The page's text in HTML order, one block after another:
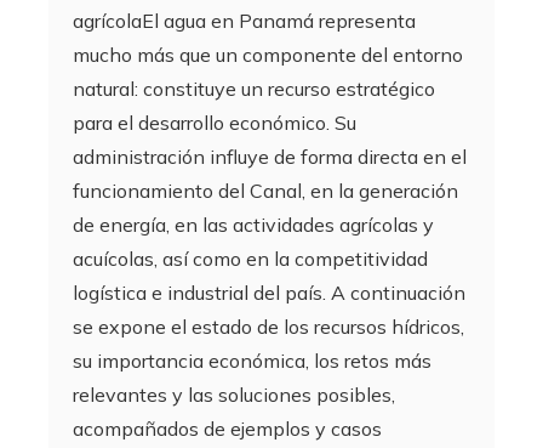
agrícolaEl agua en Panamá representa
mucho más que un componente del entorno
natural: constituye un recurso estratégico
para el desarrollo económico. Su
administración influye de forma directa en el
funcionamiento del Canal, en la generación
de energía, en las actividades agrícolas y
acuícolas, así como en la competitividad
logística e industrial del país. A continuación
se expone el estado de los recursos hídricos,
su importancia económica, los retos más
relevantes y las soluciones posibles,
acompañados de ejemplos y casos